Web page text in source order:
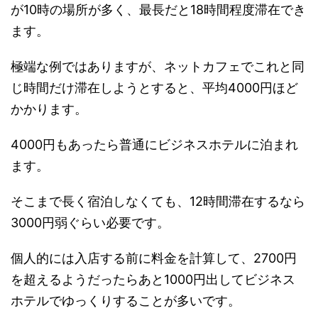
が10時の場所が多く、最長だと18時間程度滞在でき
ます。
極端な例ではありますが、ネットカフェでこれと同
じ時間だけ滞在しようとすると、平均4000円ほど
かかります。
4000円もあったら普通にビジネスホテルに泊まれ
ます。
そこまで長く宿泊しなくても、12時間滞在するなら
3000円弱ぐらい必要です。
個人的には入店する前に料金を計算して、2700円
を超えるようだったらあと1000円出してビジネス
ホテルでゆっくりすることが多いです。